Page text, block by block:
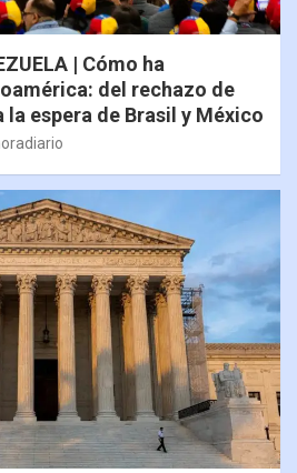
| Cómo ha
del rechazo de
la espera de Brasil y México